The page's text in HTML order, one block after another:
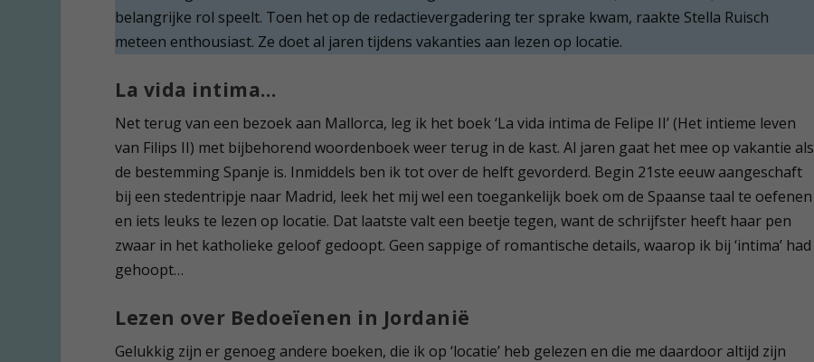
belangrijke rol speelt. Toen het op de redactievergadering ter sprake kwam, raakte Stella Ruisch
meteen enthousiast. Ze doet al jaren tijdens vakanties aan lezen op locatie.
La vida intima…
Net terug van een bezoek aan Mallorca, leg ik het boek ‘La vida intima de Felipe II’ (Het intieme leven
van Filips II) met bijbehorend woordenboek weer terug in de kast. Al jaren gaat het mee op vakantie als
de bestemming Spanje is. Inmiddels ben ik tot over de helft gevorderd. Begin 21ste eeuw aangeschaft
bij een stedentripje naar Madrid, leek het mij wel een toegankelijk boek om de Spaanse taal te oefenen
en iets leuks te lezen op locatie. Dat laatste valt een beetje tegen, want de schrijfster heeft haar pen
zwaar in het katholieke geloof gedoopt. Geen sappige of romantische details, waarop ik bij ‘intima’ had
gehoopt…
Lezen over Bedoeïenen in Jordanië
Gelukkig zijn er genoeg andere boeken, die ik op ‘locatie’ heb gelezen en die me daardoor altijd zijn